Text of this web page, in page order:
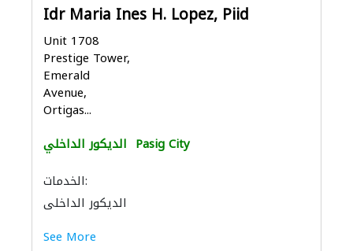
Idr Maria Ines H. Lopez, Piid
Unit 1708
Prestige Tower,
Emerald
Avenue,
Ortigas...
الديكور الداخلي Pasig City
الخدمات:
الديكور الداخلي
See More